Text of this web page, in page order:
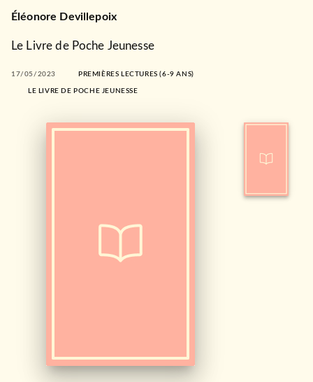
Éléonore Devillepoix
Le Livre de Poche Jeunesse
17/05/2023 PREMIÈRES LECTURES (6-9 ANS)
LE LIVRE DE POCHE JEUNESSE